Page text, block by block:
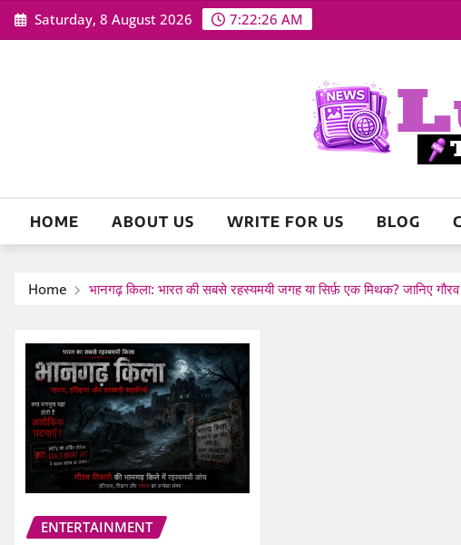
Skip
to
Saturday, 8 August 2026 7:22:27 AM
HOME ABOUT US WRITE FOR US BLOG
Home भानगढ़ किला: भारत की सबसे रहस्यमयी जगह या सिर्फ़ एक मिथक? जानिए
ENTERTAINMENT